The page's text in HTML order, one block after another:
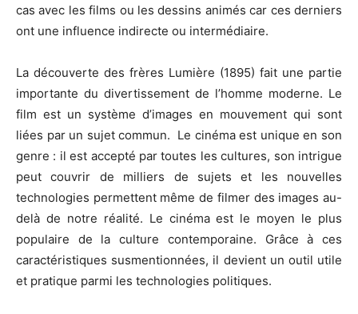
cas avec les films ou les dessins animés car ces derniers
ont une influence indirecte ou intermédiaire.
La découverte des frères Lumière (1895) fait une partie
importante du divertissement de l’homme moderne. Le
film est un système d’images en mouvement qui sont
liées par un sujet commun. Le cinéma est unique en son
genre : il est accepté par toutes les cultures, son intrigue
peut couvrir de milliers de sujets et les nouvelles
technologies permettent même de filmer des images au-
delà de notre réalité. Le cinéma est le moyen le plus
populaire de la culture contemporaine. Grâce à ces
caractéristiques susmentionnées, il devient un outil utile
et pratique parmi les technologies politiques.